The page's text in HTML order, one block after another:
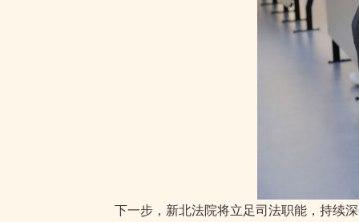
下一步，新北法院将立足司法职能，持续